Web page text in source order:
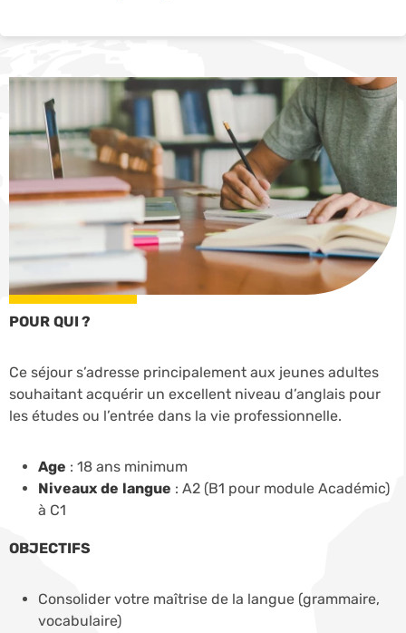
POUR QUI ?
Ce séjour s’adresse principalement aux jeunes adultes
souhaitant acquérir un excellent niveau d’anglais pour
les études ou l’entrée dans la vie professionnelle.
Age : 18 ans minimum
Niveaux de langue : A2 (B1 pour module Académic)
à C1
OBJECTIFS
Consolider votre maîtrise de la langue (grammaire,
vocabulaire)